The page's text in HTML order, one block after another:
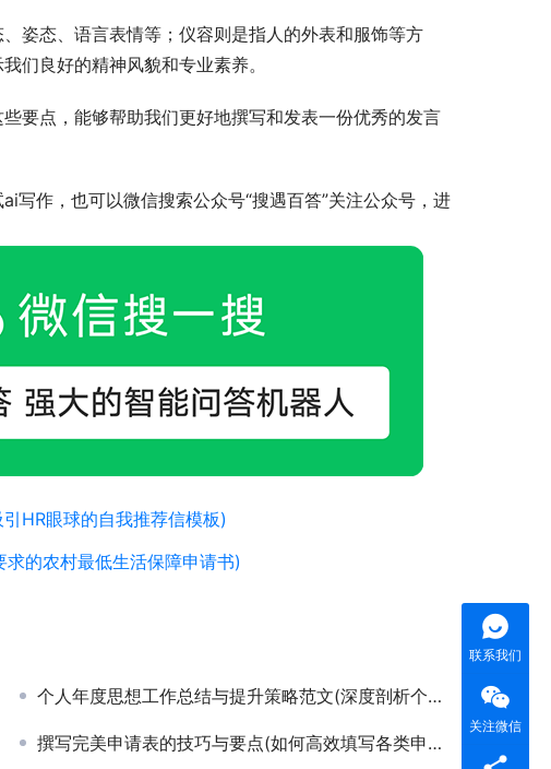
姿态、语言表情等；仪容则是指人的外表和服饰等方
们良好的精神风貌和专业素养。
要点，能够帮助我们更好地撰写和发表一份优秀的发言
写作，也可以微信搜索公众号“搜遇百答”关注公众号，进
HR眼球的自我推荐信模板)
的农村最低生活保障申请书)
个人年度思想工作总结与提升策略范文(深度剖析个人思想成长与工作总结的实用范例)
撰写完美申请表的技巧与要点(如何高效填写各类申请表以提升通过率)
联系我们
关注微信